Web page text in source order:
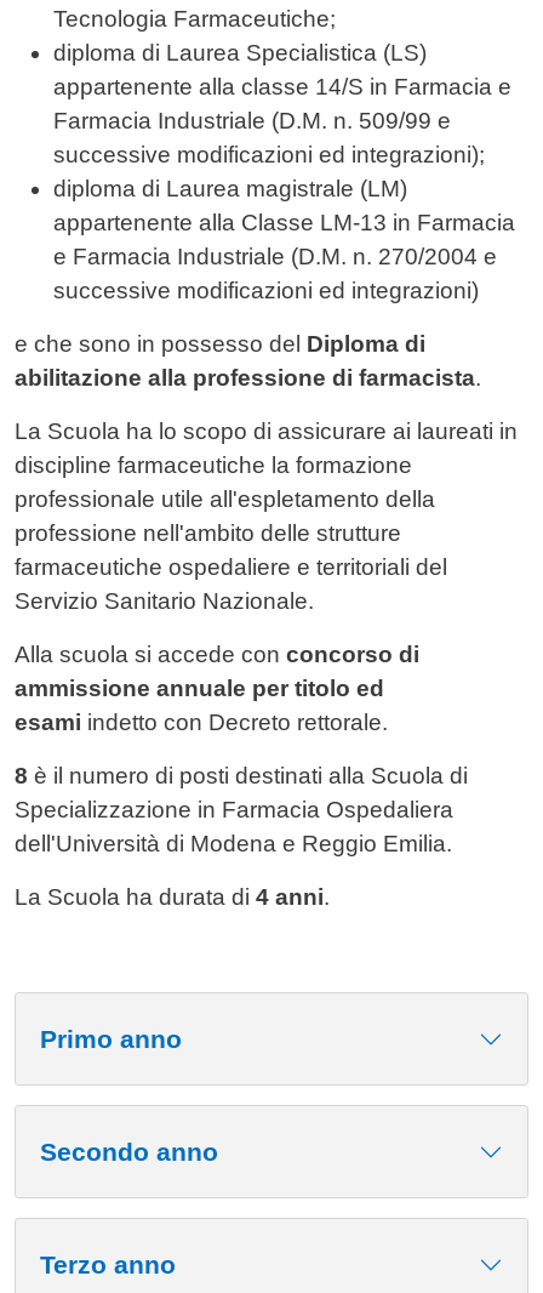
Tecnologia Farmaceutiche;
diploma di Laurea Specialistica (LS)
appartenente alla classe 14/S in Farmacia e
Farmacia Industriale (D.M. n. 509/99 e
successive modificazioni ed integrazioni);
diploma di Laurea magistrale (LM)
appartenente alla Classe LM-13 in Farmacia
e Farmacia Industriale (D.M. n. 270/2004 e
successive modificazioni ed integrazioni)
e che sono in possesso del Diploma di
abilitazione alla professione di farmacista.
La Scuola ha lo scopo di assicurare ai laureati in
discipline farmaceutiche la formazione
professionale utile all'espletamento della
professione nell'ambito delle strutture
farmaceutiche ospedaliere e territoriali del
Servizio Sanitario Nazionale.
Alla scuola si accede con concorso di
ammissione annuale per titolo ed
esami indetto con Decreto rettorale.
8 è il numero di posti destinati alla Scuola di
Specializzazione in Farmacia Ospedaliera
dell'Università di Modena e Reggio Emilia.
La Scuola ha durata di 4 anni.
Primo anno
Secondo anno
Terzo anno